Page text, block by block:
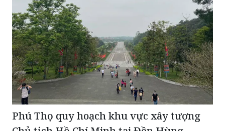
Phú Thọ quy hoạch khu vực xây tượng